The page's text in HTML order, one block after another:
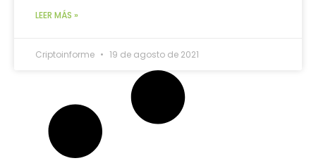
LEER MÁS »
Criptoinforme 19 de agosto de 2021